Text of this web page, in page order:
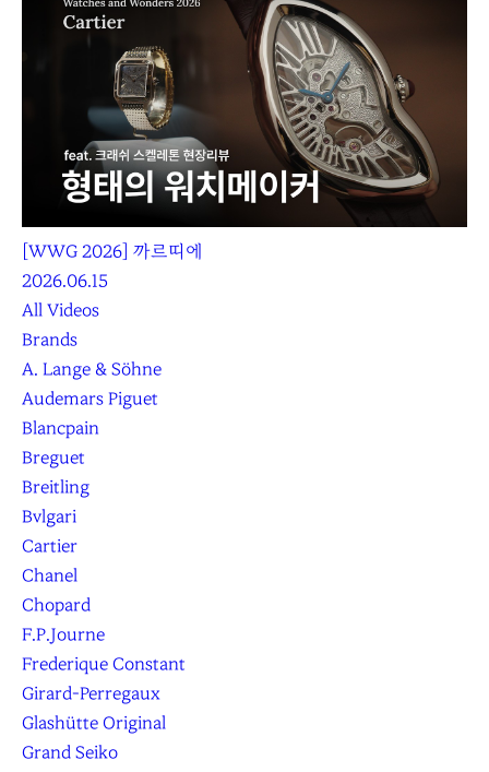
[WWG 2026] 까르띠에
2026.06.15
All Videos
Brands
A. Lange & Söhne
Audemars Piguet
Blancpain
Breguet
Breitling
Bvlgari
Cartier
Chanel
Chopard
F.P.Journe
Frederique Constant
Girard-Perregaux
Glashütte Original
Grand Seiko